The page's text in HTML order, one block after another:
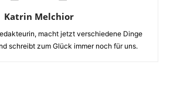
Katrin Melchior
macht jetzt verschiedene Dinge
schreibt zum Glück immer noch für uns.